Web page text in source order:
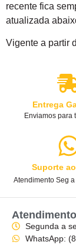
recente fica
atualizada
Vigente a partir
Entrega
Enviamos para
Suporte
Atendimento Seg
Segunda a
WhatsApp: